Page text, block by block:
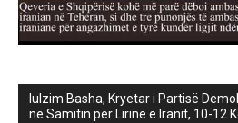
lulzim Basha, Kryetar i Partisë
në Samitin për Lirinë e Iranit, 10-12